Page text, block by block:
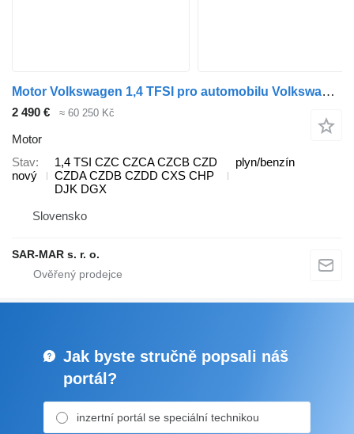
Motor Volkswagen 1,4 TFSI pro automobilu Volkswagen AUDI A3
2 490 € ≈ 60 250 Kč
Motor
Stav
nový
1,4 TSI CZC CZCA CZCB CZD
CZDA CZDB CZDD CXS CHP
DJK DGX
plyn/benzín
Slovensko
SAR-MAR s. r. o.
Jak byste stručně popsali náš
portál?
inzertní portál se speciální technikou